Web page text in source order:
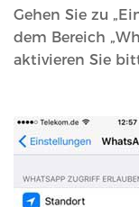
Gehen Sie zu
dem Bereich
aktivieren Sie